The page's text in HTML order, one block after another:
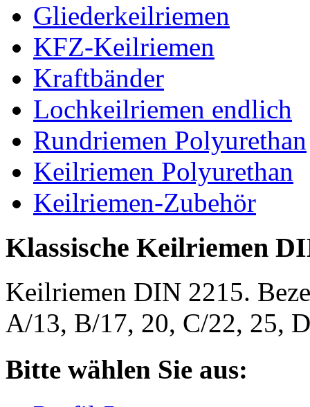
Gliederkeilriemen
KFZ-Keilriemen
Kraftbänder
Lochkeilriemen endlich
Rundriemen Polyurethan
Keilriemen Polyurethan
Keilriemen-Zubehör
Klassische Keilriemen
Keilriemen DIN 2215.
A/13, B/17, 20, C/22, 25,
Bitte wählen Sie aus: